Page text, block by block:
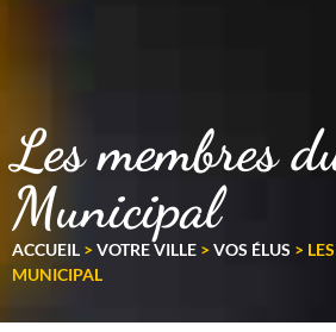
Les membres
Municipal
ACCUEIL > VOTRE VILLE > VOS ÉLUS >
MUNICIPAL